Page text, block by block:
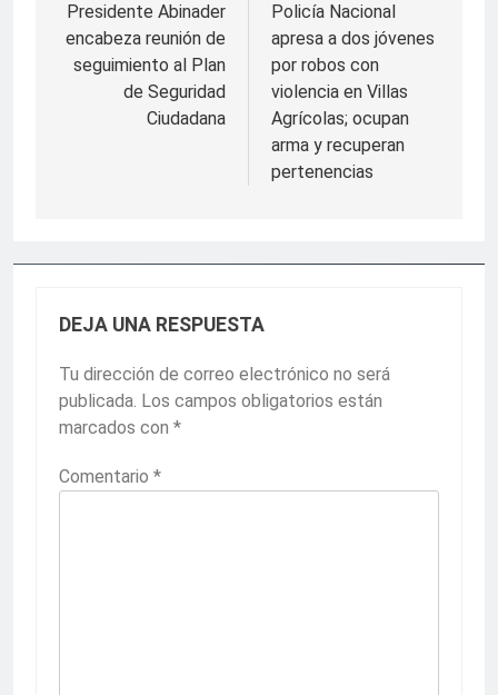
de
entradas
Presidente Abinader
encabeza reunión de
seguimiento al Plan
de Seguridad
Ciudadana
Policía Nacional
apresa a dos jóvenes
por robos con
violencia en Villas
Agrícolas; ocupan
arma y recuperan
pertenencias
DEJA UNA RESPUESTA
Tu dirección de correo electrónico no será
publicada. Los campos obligatorios están
marcados con *
Comentario *